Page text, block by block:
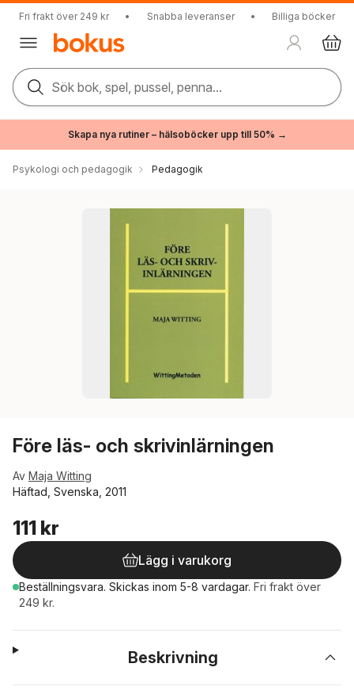
Fri frakt över 249 kr • Snabba leveranser • Billiga böcker
Sök bok, spel, pussel, penna...
Skapa nya rutiner – hälsoböcker upp till 50% →
Psykologi och pedagogik Pedagogik
Före läs- och skrivinlärningen
Av Maja Witting
Häftad, Svenska, 2011
111 kr
Lägg i varukorg
Beställningsvara. Skickas inom 5-8 vardagar. Fri frakt över
249 kr.
Beskrivning